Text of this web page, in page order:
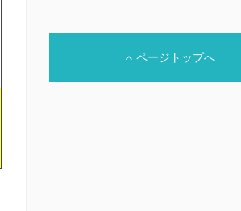
ページトップへ